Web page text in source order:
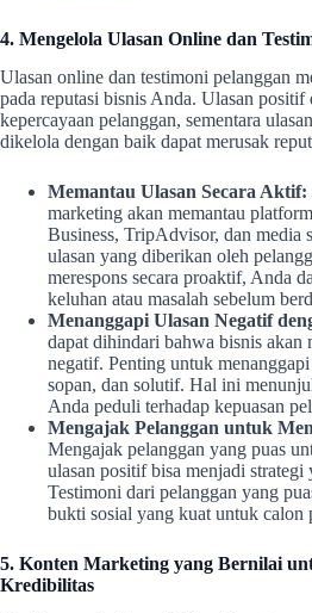
4. Mengelola Ulasan Online dan
Ulasan online dan testimoni pelanggan
pada reputasi bisnis Anda. Ulasan positif
kepercayaan pelanggan, sementara
dikelola dengan baik dapat merusak
Memantau Ulasan Secara Aktif:
marketing akan memantau
Business, TripAdvisor, dan media
ulasan yang diberikan oleh
merespons secara proaktif, Anda
keluhan atau masalah sebelum
Menanggapi Ulasan Negatif
dapat dihindari bahwa bisnis akan
negatif. Penting untuk menanggapi
sopan, dan solutif. Hal ini
Anda peduli terhadap kepuasan
Mengajak Pelanggan untuk
Mengajak pelanggan yang puas
ulasan positif bisa menjadi strategi
Testimoni dari pelanggan yang
bukti sosial yang kuat untuk calon
5. Konten Marketing yang Bernilai
Kredibilitas